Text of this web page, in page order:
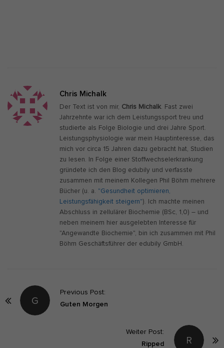
Chris Michalk
Der Text ist von mir, Chris Michalk. Fast zwei
Jahrzehnte war ich dem Leistungssport treu und
studierte als Folge Biologie und drei Jahre Sport.
Leistungsphysiologie war mein Hauptinteresse, das
mich vor circa 15 Jahren dazu gebracht hat, Studien
zu lesen. In Folge einer Stoffwechselerkrankung
gründete ich den Blog edubily und verfasste
zusammen mit meinem Kollegen Phil Böhm mehrere
Bücher (u. a. "Gesundheit optimieren,
Leistungsfähigkeit steigern"). Ich machte meinen
Abschluss in zellulärer Biochemie (BSc, 1,0) – und
neben meinem hier ausgelebten Interesse für
"Angewandte Biochemie", bin ich zusammen mit Phil
Böhm Geschäftsführer der edubily GmbH.
G
Previous Post:
Guten Morgen
R
Weiter Post:
Ripped